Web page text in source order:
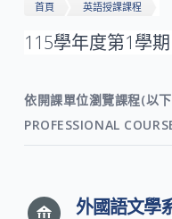
首頁 英語授課課程
115學年度第1學
依開課單位瀏覽課程(以
PROFESSIONAL
外國語文學